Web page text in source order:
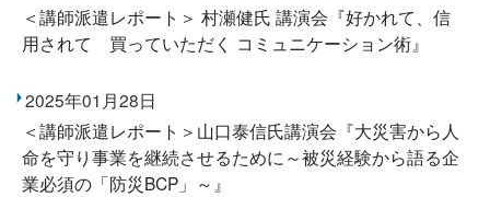
＜講師派遣レポート＞ 村瀬健氏 講演会『好かれて、信
用されて 買っていただく コミュニケーション術』
2025年01月28日
＜講師派遣レポート＞山口泰信氏講演会『大災害から人
命を守り事業を継続させるために～被災経験から語る企
業必須の「防災BCP」～』